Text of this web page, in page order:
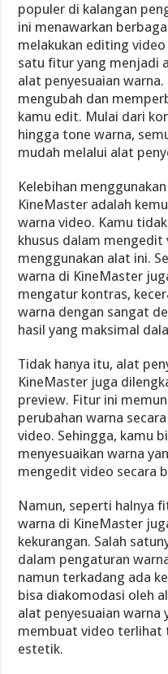
populer di kalangan
ini menawarkan
melakukan editing
satu fitur yang menjadi
alat penyesuaian
mengubah dan
kamu edit. Mulai dari
hingga tone warna,
mudah melalui alat
Kelebihan
KineMaster adalah
warna video. Kamu
khusus dalam
menggunakan alat ini.
warna di KineMaster
mengatur kontras,
warna dengan sangat
hasil yang maksimal
Tidak hanya itu, alat
KineMaster juga
preview. Fitur ini
perubahan warna
video. Sehingga, kamu
menyesuaikan warna
mengedit video secara
Namun, seperti halnya
warna di KineMaster
kekurangan. Salah
dalam pengaturan
namun terkadang ada
bisa diakomodasi oleh
alat penyesuaian
membuat video terlihat
estetik.